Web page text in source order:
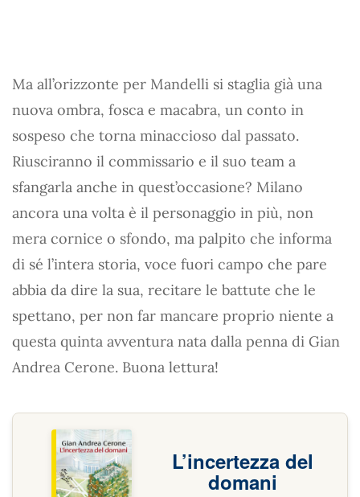
Ma all’orizzonte per Mandelli si staglia già una
nuova ombra, fosca e macabra, un conto in
sospeso che torna minaccioso dal passato.
Riusciranno il commissario e il suo team a
sfangarla anche in quest’occasione? Milano
ancora una volta è il personaggio in più, non
mera cornice o sfondo, ma palpito che informa
di sé l’intera storia, voce fuori campo che pare
abbia da dire la sua, recitare le battute che le
spettano, per non far mancare proprio niente a
questa quinta avventura nata dalla penna di Gian
Andrea Cerone. Buona lettura!
L’incertezza del
domani